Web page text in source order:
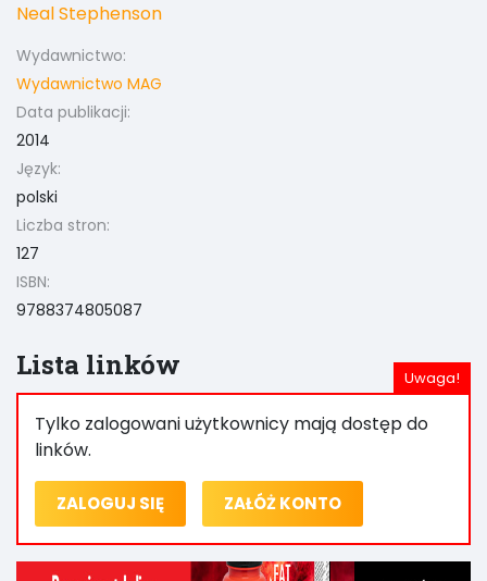
Neal Stephenson
Wydawnictwo:
Wydawnictwo MAG
Data publikacji:
2014
Język:
polski
Liczba stron:
127
ISBN:
9788374805087
Lista linków
Tylko zalogowani użytkownicy mają dostęp do
linków.
ZALOGUJ SIĘ ZAŁÓŻ KONTO